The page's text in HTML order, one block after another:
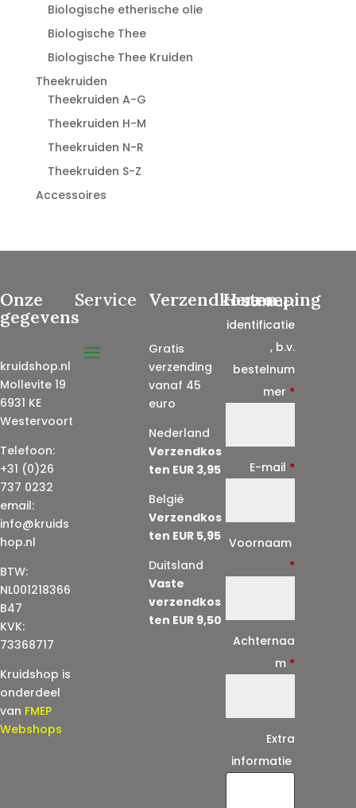
Biologische etherische olie
Biologische Thee
Biologische Thee Kruiden
Theekruiden
Theekruiden A-G
Theekruiden H-M
Theekruiden N-R
Theekruiden S-Z
Accessoires
Onze
gegevens
kruidshop.nl
Mollevite 19
6931 KE
Westervoort
Telefoon:
+31 (0)26
737 0232
email:
info@kruids
hop.nl
BTW:
NL001218366
B47
KVK:
73368717
Kruidshop is
onderdeel
van FMEP
Webshops
Service Verzendkosten
Gratis
verzending
vanaf 45
euro
Nederland
Verzendkos
ten EUR 3,95
België
Verzendkos
ten EUR 5,95
Duitsland
Vaste
verzendkos
ten EUR 9,50
Herroeping
Contract
identificatie
, b.v.
bestelnum
mer *
E-mail *
Voornaam
*
Achternaa
m *
Extra
informatie